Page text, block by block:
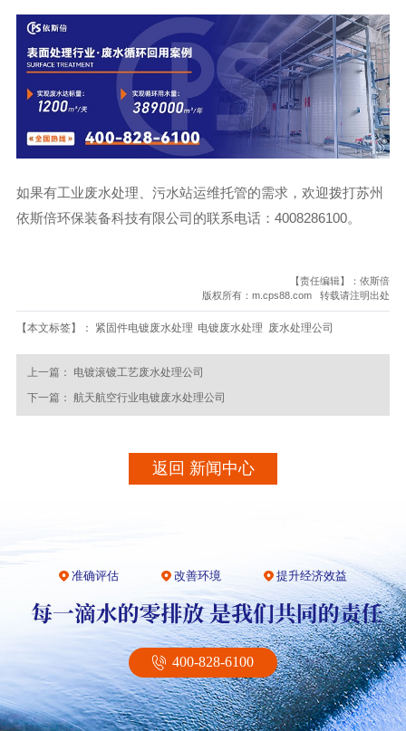
如果有工业废水处理、污水站运维托管的需求，欢迎拨打苏州
依斯倍环保装备科技有限公司的联系电话：4008286100。
【责任编辑】：依斯倍
版权所有：m.cps88.com 转载请注明出处
【本文标签】： 紧固件电镀废水处理 电镀废水处理 废水处理公司
上一篇： 电镀滚镀工艺废水处理公司
下一篇： 航天航空行业电镀废水处理公司
返回 新闻中心
准确评估 改善环境 提升经济效益
400-828-6100